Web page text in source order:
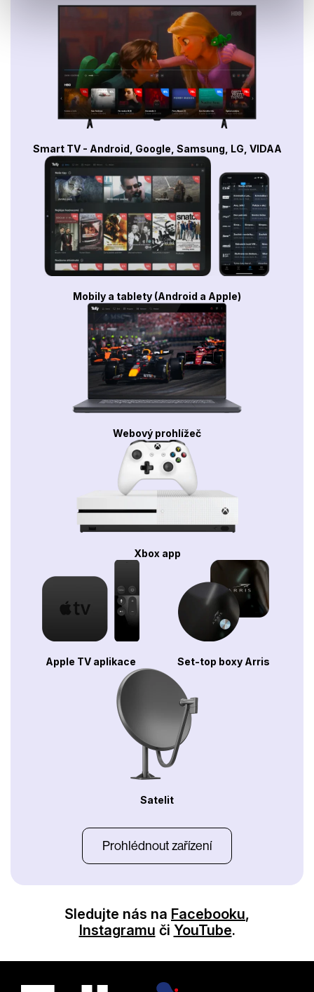
Smart TV - Android, Google, Samsung, LG, VIDAA
Mobily a tablety (Android a Apple)
Webový prohlížeč
Xbox app
Apple TV aplikace Set-top boxy Arris
Satelit
Prohlédnout zařízení
Sledujte nás na Facebooku,
Instagramu či YouTube.